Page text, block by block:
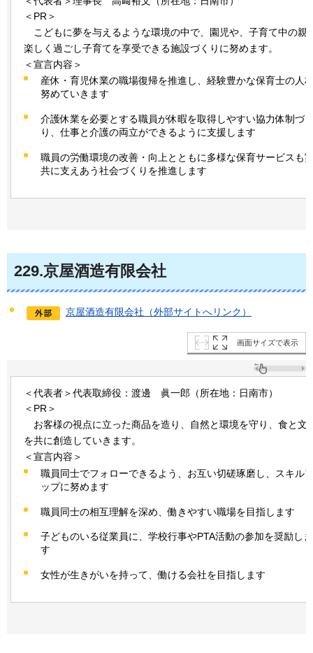
＜PR＞
こどもに夢を与えるような環境の中で、園児や、子育て中の親
楽しく過ごし子育てを享受できる施設づくりに努めます。
＜宣言内容＞
産休・育児休業の職場復帰を推進し、経験豊かな保育士の人
努めていきます
介護休業を必要とする職員が休暇を取得しやすい協力体制づ
り、仕事と介護の両立ができるように支援します
職員の労働環境の改善・向上とともに多様な保育サービスも
共に支えあう社会づくりを推進します
229.京屋酒造有限会社
京屋酒造有限会社（外部サイトへリンク）
画面サイズで表示
＜代表者＞代表取締役：渡邊 眞一郎（所在地：日南市）
＜PR＞
お客様の視点に立った商品を造り、自然と環境を守り、食と文
を共に創造していきます。
＜宣言内容＞
職員同士でフォローできるよう、お互い切磋琢磨し、スキル
ップに努めます
職員同士の相互理解を深め、働きやすい職場を目指します
子どものいる従業員に、学校行事やPTA活動の参加を奨励しま
す
女性が生きがいを持って、働ける会社を目指します